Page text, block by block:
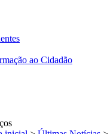
ao Cidadão